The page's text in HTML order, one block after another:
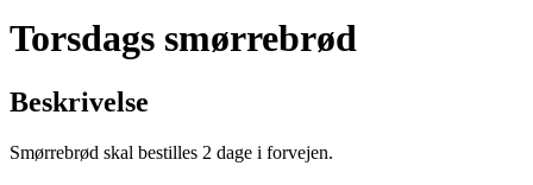
Torsdags smørrebrød
Beskrivelse
Smørrebrød skal bestilles 2 dage i forvejen.